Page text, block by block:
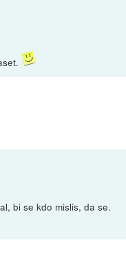
bi se kdo mislis, da se.